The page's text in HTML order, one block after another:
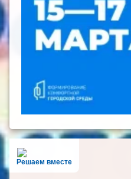
Решаем вместе